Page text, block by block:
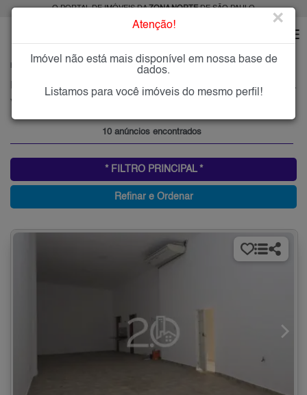
O PORTAL DE IMÓVEIS DAZONA NORTEDE SÃO PAULO
VILA DIVA (ZONA NORTE)
Imóveis para Alugar na Vila Diva (Zona Norte), Zona Norte de São Paulo, SP
Vila Diva (Zona Norte), Zona Norte
10 anúncios encontrados
* FILTRO PRINCIPAL *
Refinar e Ordenar
Atenção! ×
Imóvel não está mais disponível em nossa base de
dados.
Listamos para você imóveis do mesmo perfil!